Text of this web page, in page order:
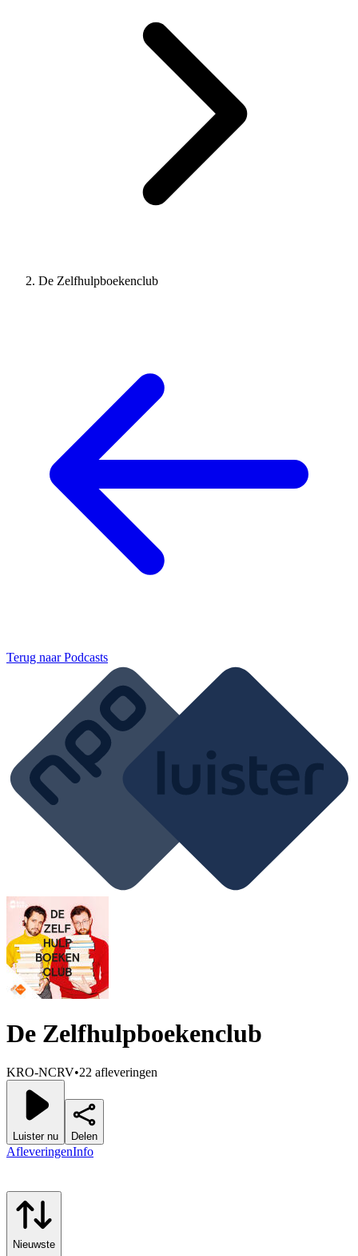
De Zelfhulpboekenclub
Terug naarPodcasts
De Zelfhulpboekenclub
KRO-NCRV•22 afleveringen
Luister nu Delen
AfleveringenInfo
Nieuwste